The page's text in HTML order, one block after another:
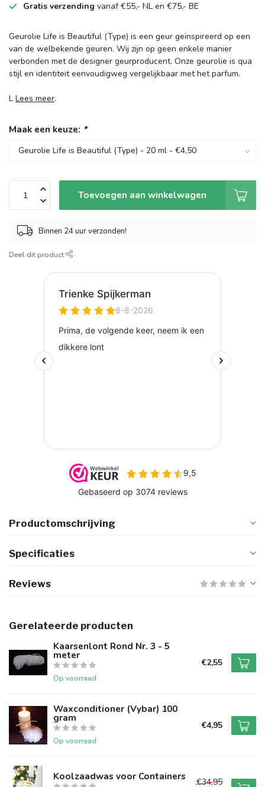
Gratis verzending vanaf €55,- NL en €75,- BE
Geurolie Life is Beautiful (Type) is een geur geïnspireerd op een
van de welbekende geuren. Wij zijn op geen enkele manier
verbonden met de designer geurproducent. Onze geurolie is qua
stijl en identiteit eenvoudigweg vergelijkbaar met het parfum.
L Lees meer.
Maak een keuze: *
Toevoegen aan winkelwagen
Binnen 24 uur verzonden!
Deel dit product
Productomschrijving
Specificaties
Reviews
Gerelateerde producten
Kaarsenlont Rond Nr. 3 - 5
meter
Op voorraad
€2,55
Waxconditioner (Vybar) 100
gram
Op voorraad
€4,95
Koolzaadwas voor Containers €34,95